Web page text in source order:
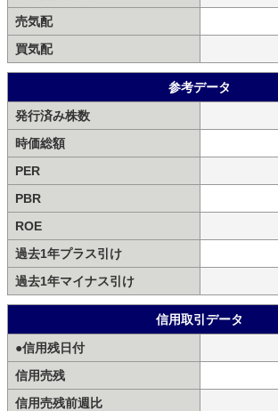
売気配
買気配
参考データ
発行済み株数
時価総額
PER
PBR
ROE
過去1年プラス引け
過去1年マイナス引け
信用取引データ
●信用残日付
信用売残
信用売残前週比